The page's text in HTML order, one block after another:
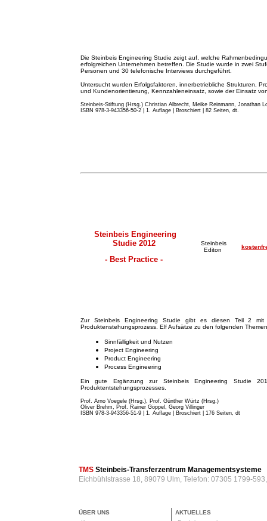
Die Steinbeis Engineering Studie zeigt auf, welche
erfolgreichen Unternehmen betreffen. Die Studie wurde in zwei
Personen und 30 telefonische Interviews durchgeführt.
Untersucht wurden Erfolgsfaktoren, innerbetriebliche Strukturen,
und Kundenorientierung, Kennzahleneinsatz, sowie der Einsatz
Steinbeis-Stiftung (Hrsg.) Christian Albrecht, Meike Reinmann, Jonathan
ISBN 978-3-943356-50-2 | 1. Auflage | Broschiert | 82 Seiten, dt.
Steinbeis Engineering
Studie 2012
- Best Practice -
Steinbeis
Editon
Zur Steinbeis Engineering Studie gibt es diesen Teil 2 mit
Produktenstehungsprozess. Elf Aufsätze zu den folgenden
Sinnfälligkeit und Nutzen
Project Engineering
Product Engineering
Process Engineering
Ein gute Ergänzung zur Steinbeis Engineering Studie
Produktentstehungsprozesses.
Prof. Arno Voegele (Hrsg.), Prof. Günther Würtz (Hrsg.)
Oliver Brehm, Prof. Rainer Göppel, Georg Villinger
ISBN 978-3-943356-51-9 | 1. Auflage | Broschiert
| 176 Seiten, dt
TMS Steinbeis-Transferzentrum Managementsysteme
Eichbühlstrasse 18, 89079 Ulm, Telefon: 07305 1799-
ÜBER UNS
AKTUELLES